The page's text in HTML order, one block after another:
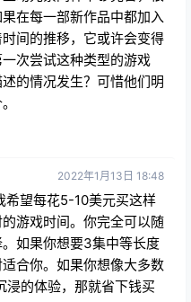
在每一部新作品中都加入
间的推移，它或许会变得
次尝试这种类型的游戏
的情况发生？可惜他们明
2022年1月13日 18:48
望每花5-10美元买这样
游戏时间。你完全可以随
如果你想要3集中等长度
合你。如果你想像大多数
浸的体验，那就省下钱买